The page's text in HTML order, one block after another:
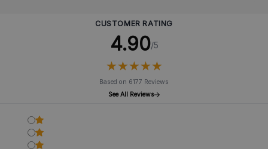
CUSTOMER RATING
4.90/5
★★★★★
★★★★★
Based on 6177 Reviews
See All Reviews